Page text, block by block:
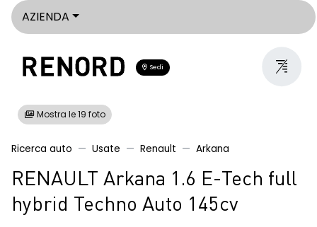
AZIENDA
Sedi
Mostra le 19 foto
Ricerca auto Usate Renault Arkana
RENAULT Arkana 1.6 E-Tech full
hybrid Techno Auto 145cv